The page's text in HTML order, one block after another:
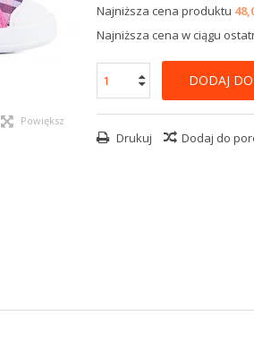
Powiększ
Najniższa cena produktu
Najniższa cena w ciągu
DODAJ
Drukuj Dodaj do